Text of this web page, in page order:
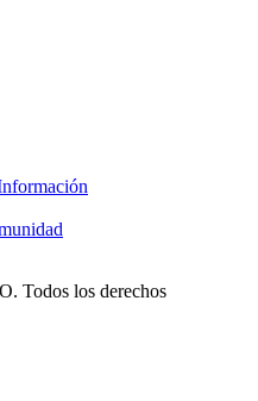
Todos los derechos